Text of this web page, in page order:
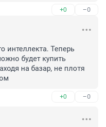
+0 –0
интеллекта. Теперь
будет купить
на базар, не плотя
+0 –0